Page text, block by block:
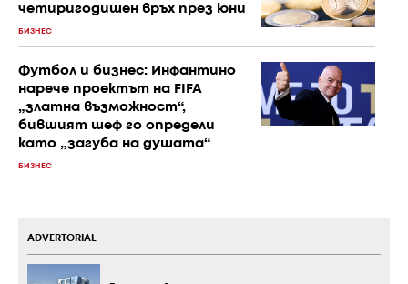
четиригодишен връх през юни
БИЗНЕС
Футбол и бизнес: Инфантино
нарече проектът на FIFA
„златна възможност“,
бившият шеф го определи
като „загуба на душата“
БИЗНЕС
ADVERTORIAL